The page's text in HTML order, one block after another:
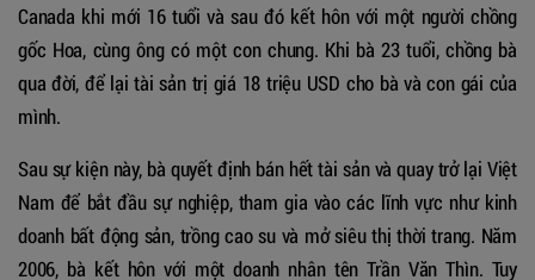
Canada khi mới 16 tuổi và sau đó kết hôn với một người chồng
gốc Hoa, cùng ông có một con chung. Khi bà 23 tuổi, chồng bà
qua đời, để lại tài sản trị giá 18 triệu USD cho bà và con gái của
mình.
Sau sự kiện này, bà quyết định bán hết tài sản và quay trở lại Việt
Nam để bắt đầu sự nghiệp, tham gia vào các lĩnh vực như kinh
doanh bất động sản, trồng cao su và mở siêu thị thời trang. Năm
2006, bà kết hôn với một doanh nhân tên Trần Văn Thìn. Tuy